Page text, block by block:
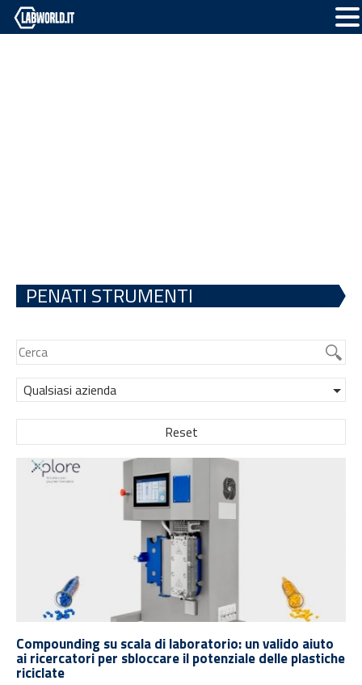
PENATI STRUMENTI
Qualsiasi azienda
Reset
Compounding su scala di laboratorio: un valido aiuto
ai ricercatori per sbloccare il potenziale delle plastiche
riciclate